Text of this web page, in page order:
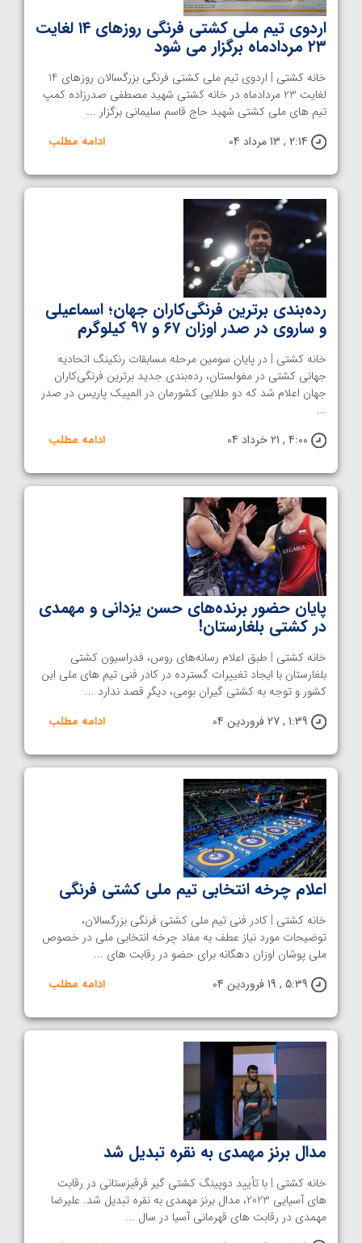
اردوی تیم ملی کشتی فرنگی روزهای ۱۴ لغایت
۲۳ مردادماه برگزار می شود
خانه کشتی | اردوی تیم ملی کشتی فرنگی بزرگسالان روزهای 14
لغایت 23 مردادماه در خانه کشتی شهید مصطفی صدرزاده کمپ
تیم های ملی کشتی شهید حاج قاسم سلیمانی برگزار ...
2:14 , 13 مرداد 04
ادامه مطلب
رده‌بندی برترین فرنگی‌کاران جهان؛ اسماعیلی
و ساروی در صدر اوزان ۶۷ و ۹۷ کیلوگرم
خانه کشتی | در پایان سومین مرحله مسابقات رنکینگ اتحادیه
جهانی کشتی در مغولستان، رده‌بندی جدید برترین فرنگی‌کاران
جهان اعلام شد که دو طلایی کشورمان در المپیک پاریس در صدر
...
4:00 , 21 خرداد 04
ادامه مطلب
پایان حضور برنده‌های حسن یزدانی و مهمدی
در کشتی بلغارستان!
خانه کشتی | طبق اعلام رسانه‌های روس،‌ فدراسیون کشتی
بلغارستان با ایجاد تغییرات گسترده در کادر فنی تیم های ملی این
کشور و توجه به کشتی گیران بومی، دیگر قصد ندارد ...
1:39 , 27 فروردین 04
ادامه مطلب
اعلام چرخه انتخابی تیم ملی کشتی فرنگی
خانه کشتی | کادر فنی تیم ملی کشتی فرنگی بزرگسالان،
توضیحات مورد نیاز عطف به مفاد چرخه انتخابی ملی در خصوص
ملی پوشان اوزان دهگانه برای حضو در رقابت های ...
5:39 , 19 فروردین 04
ادامه مطلب
مدال برنز مهمدی به نقره تبدیل شد
خانه کشتی | با تأیید دوپینگ کشتی گیر قرقیزستانی در رقابت
های آسیایی 2023، مدال برنز مهمدی به نقره تبدیل شد. علیرضا
مهمدی در رقابت های قهرمانی آسیا در سال ...